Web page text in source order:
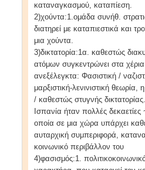
καταναγκασμού, καταπίεση.
2)χούντα:1.ομάδα συνήθ.
διατηρεί με καταπιεστικά και
μια χούντα.
3)δικτατορία:1α. καθεστώς
ατόμων συγκεντρώνει στα χέρια
ανεξέλεγκτα: Φασιστική /
μαρξιστική-λενινιστική
/ καθεστώς στυγνής
Iσπανία ήταν πολλές δεκαετίες
οποία σε μια χώρα υπάρχει
αυταρχική συμπεριφορά,
κοινωνικό περιβάλλον του
4)φασισμός:1.